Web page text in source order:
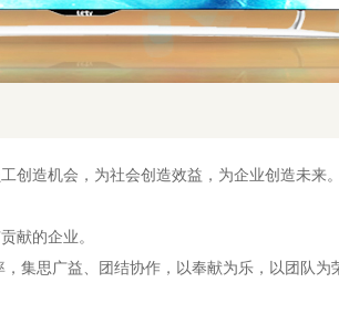
创造机会，为社会创造效益，为企业创造未来。
献的企业。
集思广益、团结协作，以奉献为乐，以团队为